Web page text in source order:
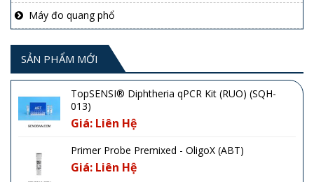
Máy đo quang phổ
SẢN PHẨM MỚI
TopSENSI® Diphtheria qPCR Kit (RUO) (SQH-
013)
Giá: Liên Hệ
Primer Probe Premixed - OligoX (ABT)
Giá: Liên Hệ